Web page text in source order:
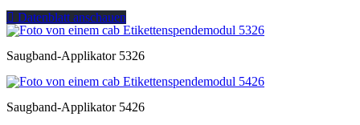
Datenblatt anschauen
Saugband-Applikator 5326
Saugband-Applikator 5426